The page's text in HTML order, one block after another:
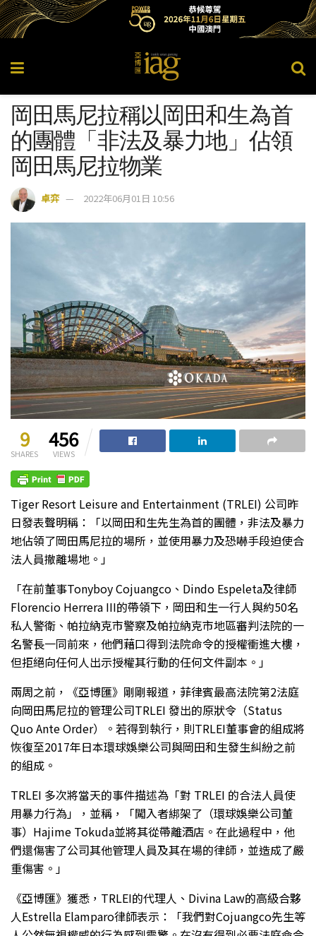
岡田馬尼拉稱以岡田和生為首
的團體「非法及暴力地」佔領
岡田馬尼拉物業
卓弈 2022年06月01日 10:56
9
SHARES
456
VIEWS
Tiger Resort Leisure and Entertainment (TRLEI) 公司昨
日發表聲明稱：「以岡田和生先生為首的團體，非法及暴力
地佔領了岡田馬尼拉的場所，並使用暴力及恐嚇手段迫使合
法人員撤離場地。」
「在前董事Tonyboy Cojuangco、Dindo Espeleta及律師
Florencio Herrera III的帶領下，岡田和生一行人與約50名
私人警衛、帕拉納克市警察及帕拉納克市地區審判法院的一
名警長一同前來，他們藉口得到法院命令的授權衝進大樓，
但拒絕向任何人出示授權其行動的任何文件副本。」
兩周之前，《亞博匯》剛剛報道，菲律賓最高法院第2法庭
向岡田馬尼拉的管理公司TRLEI 發出的原狀令（Status
Quo Ante Order）。若得到執行，則TRLEI董事會的組成將
恢復至2017年日本環球娛樂公司與岡田和生發生糾紛之前
的組成。
TRLEI 多次將當天的事件描述為「對 TRLEI 的合法人員使
用暴力行為」，並稱，「闖入者綁架了（環球娛樂公司董
事）Hajime Tokuda並將其從帶離酒店。在此過程中，他
們還傷害了公司其他管理人員及其在場的律師，並造成了嚴
重傷害。」
《亞博匯》獲悉，TRLEI的代理人、Divina Law的高級合夥
人Estrella Elamparo律師表示：「我們對Cojuangco先生等